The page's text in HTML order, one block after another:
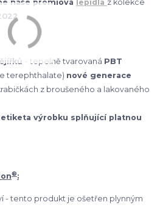
naše prémiová lepidla z kolekce
- tepelně tvarovaná PBT
terephthalate) nové generace
z broušeného a lakovaného
výrobku splňující platnou
®:
- tento produkt je ošetřen plynným